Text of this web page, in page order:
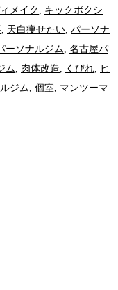
メイク
キックボクシ
天白痩せたい パーソナ
ーソナルジム
名古屋パ
ム 肉体改造 くびれ
ヒ
ジム 個室
マンツーマ